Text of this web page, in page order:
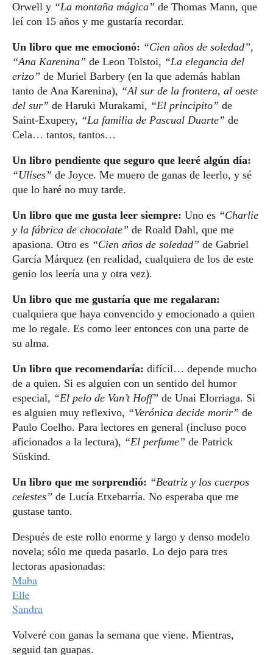
Orwell y “La montaña mágica” de Thomas Mann, que
leí con 15 años y me gustaría recordar.
Un libro que me emocionó: “Cien años de soledad”,
“Ana Karenina” de Leon Tolstoi, “La elegancia del
erizo” de Muriel Barbery (en la que además hablan
tanto de Ana Karenina), “Al sur de la frontera, al oeste
del sur” de Haruki Murakami, “El principito” de
Saint-Exupery, “La familia de Pascual Duarte” de
Cela… tantos, tantos…
Un libro pendiente que seguro que leeré algún día:
“Ulises” de Joyce. Me muero de ganas de leerlo, y sé
que lo haré no muy tarde.
Un libro que me gusta leer siempre: Uno es “Charlie
y la fábrica de chocolate” de Roald Dahl, que me
apasiona. Otro es “Cien años de soledad” de Gabriel
García Márquez (en realidad, cualquiera de los de este
genio los leería una y otra vez).
Un libro que me gustaría que me regalaran:
cualquiera que haya convencido y emocionado a quien
me lo regale. Es como leer entonces con una parte de
su alma.
Un libro que recomendaría: difícil… depende mucho
de a quien. Si es alguien con un sentido del humor
especial, “El pelo de Van’t Hoff” de Unai Elorriaga. Si
es alguien muy reflexivo, “Verónica decide morir” de
Paulo Coelho. Para lectores en general (incluso poco
aficionados a la lectura), “El perfume” de Patrick
Süskind.
Un libro que me sorprendió: “Beatriz y los cuerpos
celestes” de Lucía Etxebarría. No esperaba que me
gustase tanto.
Después de este rollo enorme y largo y denso modelo
novela; sólo me queda pasarlo. Lo dejo para tres
lectoras apasionadas:
Maba
Elle
Sandra
Volveré con ganas la semana que viene. Mientras,
seguid tan guapas.